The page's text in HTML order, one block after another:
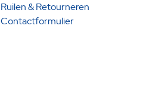
Ruilen & Retourneren
Contactformulier